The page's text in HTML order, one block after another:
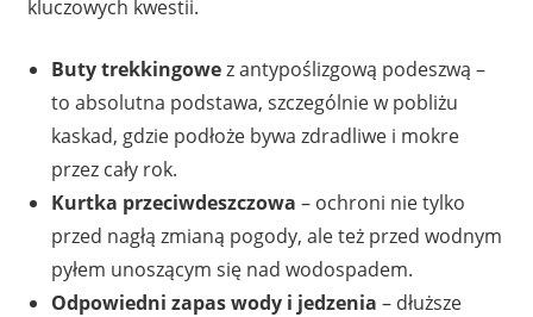
kluczowych kwestii.
Buty trekkingowez antypoślizgową podeszwą –
to absolutna podstawa, szczególnie w pobliżu
kaskad, gdzie podłoże bywa zdradliwe i mokre
przez cały rok.
Kurtka przeciwdeszczowa – ochroni nie tylko
przed nagłą zmianą pogody, ale też przed wodnym
pyłem unoszącym się nad wodospadem.
Odpowiedni zapas wody i jedzenia – dłuższe